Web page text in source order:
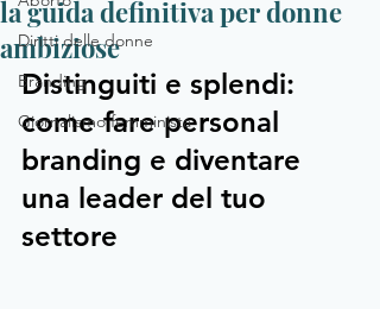
Diritti delle donne
Branding
Giornalismo femminista
la guida definitiva per donne
ambiziose
Distinguiti e splendi:
come fare personal
branding e diventare
una leader del tuo
settore